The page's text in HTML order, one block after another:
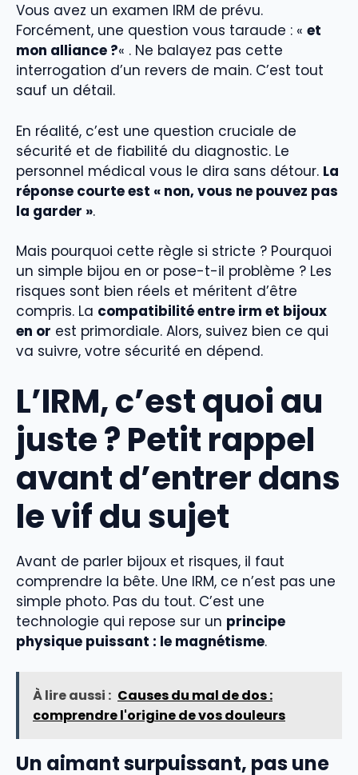
Vous avez un examen IRM de prévu.
Forcément, une question vous taraude : « et
mon alliance ?« . Ne balayez pas cette
interrogation d’un revers de main. C’est tout
sauf un détail.
En réalité, c’est une question cruciale de
sécurité et de fiabilité du diagnostic. Le
personnel médical vous le dira sans détour. La
réponse courte est « non, vous ne pouvez pas
la garder ».
Mais pourquoi cette règle si stricte ? Pourquoi
un simple bijou en or pose-t-il problème ? Les
risques sont bien réels et méritent d’être
compris. La compatibilité entre irm et bijoux
en or est primordiale. Alors, suivez bien ce qui
va suivre, votre sécurité en dépend.
L’IRM, c’est quoi au
juste ? Petit rappel
avant d’entrer dans
le vif du sujet
Avant de parler bijoux et risques, il faut
comprendre la bête. Une IRM, ce n’est pas une
simple photo. Pas du tout. C’est une
technologie qui repose sur un principe
physique puissant : le magnétisme.
À lire aussi : Causes du mal de dos :
comprendre l'origine de vos douleurs
Un aimant surpuissant, pas une